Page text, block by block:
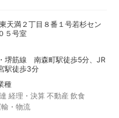
天満２丁目８番１号若杉セン
５号室
堺筋線 南森町駅徒歩5分、JR
駅徒歩3分
種
経理・決算 不動産 飲食
・物流